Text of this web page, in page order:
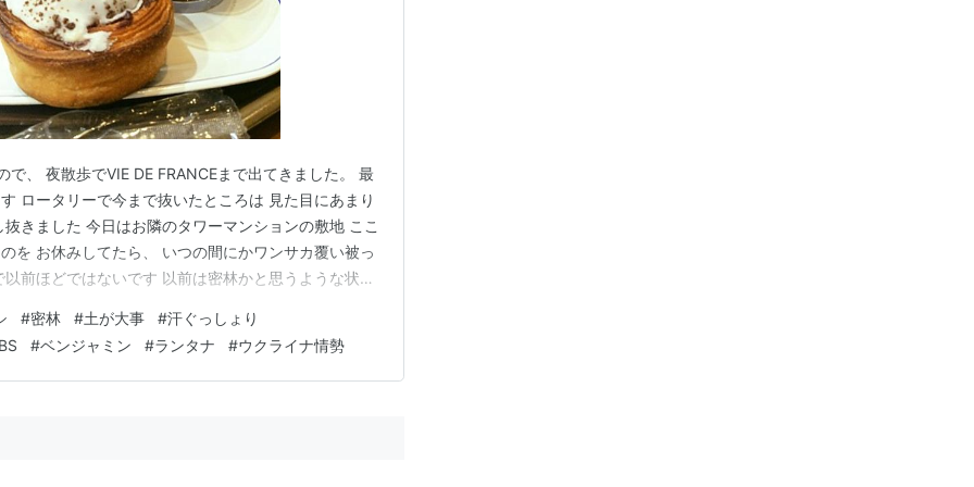
、 夜散歩でVIE DE FRANCEまで出てきました。 最
ロータリーで今まで抜いたところは 見た目にあまり
きました 今日はお隣のタワーマンションの敷地 ここ
を お休みしてたら、 いつの間にかワンサカ覆い被っ
前ほどではないです 以前は密林かと思うような状態
😅 この調子では ロータリーのカイヅカイブキの下は
#密林 #土が大事 #汗ぐっしょり
#ベンジャミン #ランタナ #ウクライナ情勢